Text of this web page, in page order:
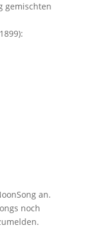
gemischten
an.
noch